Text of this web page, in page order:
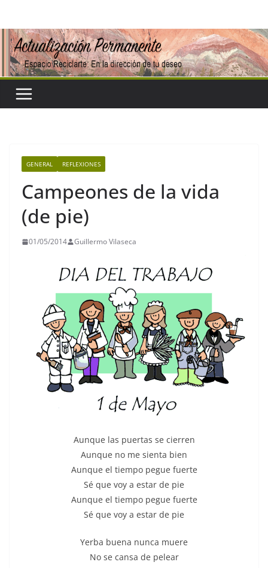
contenido
GENERAL REFLEXIONES
Campeones de la vida
(de pie)
01/05/2014 Guillermo Vilaseca
Aunque las puertas se cierren
Aunque no me sienta bien
Aunque el tiempo pegue fuerte
Sé que voy a estar de pie
Aunque el tiempo pegue fuerte
Sé que voy a estar de pie
Yerba buena nunca muere
No se cansa de pelear